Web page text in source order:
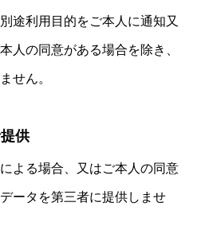
途利用目的をご本人に通知又
人の同意がある場合を除き、
せん。
供
よる場合、又はご本人の同意
ータを第三者に提供しませ